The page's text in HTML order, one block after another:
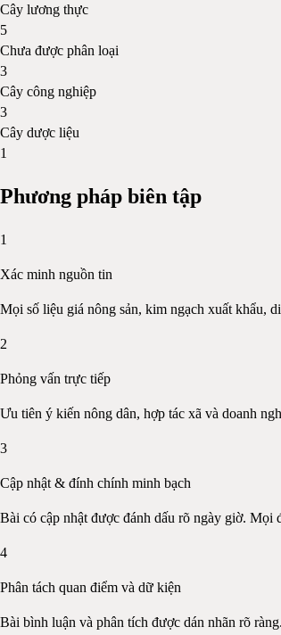
Cây lương thực
5
Chưa được phân loại
3
Cây công nghiệp
3
Cây dược liệu
1
Phương pháp biên tập
1
Xác minh nguồn tin
Mọi số liệu giá nông sản, kim ngạch xuất khẩu,
2
Phỏng vấn trực tiếp
Ưu tiên ý kiến nông dân, hợp tác xã và doanh
3
Cập nhật & đính chính minh bạch
Bài có cập nhật được đánh dấu rõ ngày giờ.
4
Phân tách quan điểm và dữ kiện
Bài bình luận và phân tích được dán nhãn rõ